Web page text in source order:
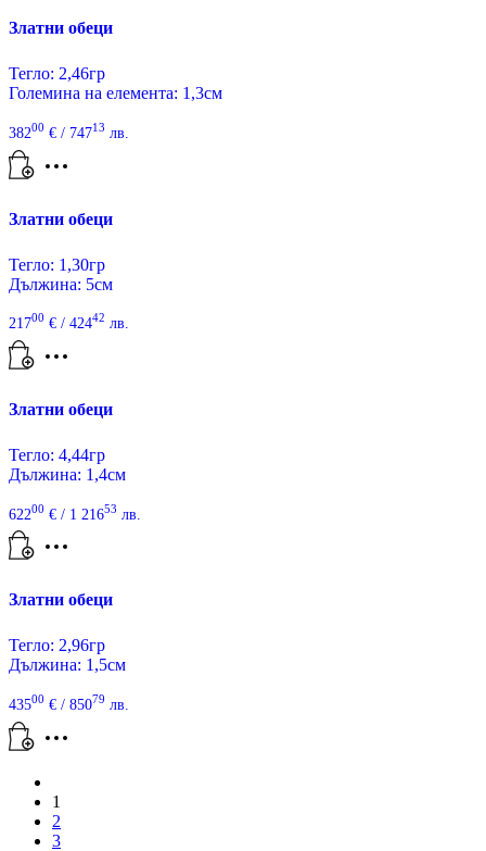
Златни обеци
Тегло: 2,46гр
Големина на елемента: 1,3см
38200 € / 74713 лв.
Златни обеци
Тегло: 1,30гр
Дължина: 5см
21700 € / 42442 лв.
Златни обеци
Тегло: 4,44гр
Дължина: 1,4см
62200 € / 1 21653 лв.
Златни обеци
Тегло: 2,96гр
Дължина: 1,5см
43500 € / 85079 лв.
1
2
3